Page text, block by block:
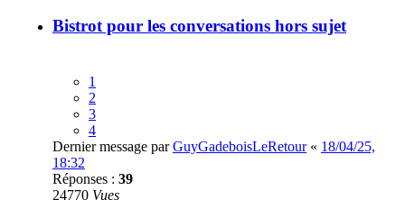
Bistrot pour les conversations hors sujet
1
2
3
4
Dernier message parGuyGadeboisLeRetour« 18/04/25,
18:32
Réponses : 39
24770 Vues